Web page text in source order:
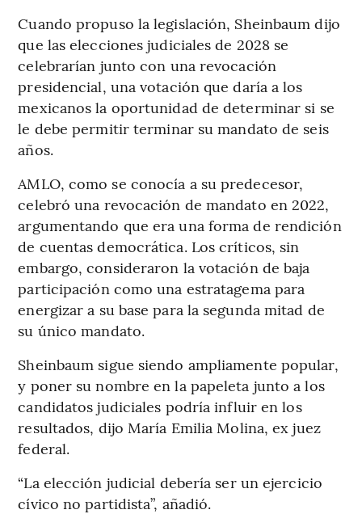
Cuando propuso la legislación, Sheinbaum dijo
que las elecciones judiciales de 2028 se
celebrarían junto con una revocación
presidencial, una votación que daría a los
mexicanos la oportunidad de determinar si se
le debe permitir terminar su mandato de seis
años.
AMLO, como se conocía a su predecesor,
celebró una revocación de mandato en 2022,
argumentando que era una forma de rendición
de cuentas democrática. Los críticos, sin
embargo, consideraron la votación de baja
participación como una estratagema para
energizar a su base para la segunda mitad de
su único mandato.
Sheinbaum sigue siendo ampliamente popular,
y poner su nombre en la papeleta junto a los
candidatos judiciales podría influir en los
resultados, dijo María Emilia Molina, ex juez
federal.
“La elección judicial debería ser un ejercicio
cívico no partidista”, añadió.